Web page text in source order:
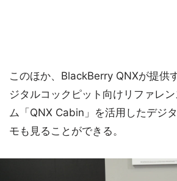
このほか、BlackBerry QNXが提供
ジタルコックピット向けリファレ
ム「QNX Cabin」を活用したデジ
モも見ることができる。